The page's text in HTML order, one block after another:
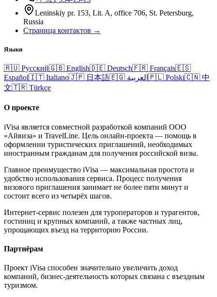
Leninskiy pr. 153, Lit. A, office 706, St. Petersburg,
Russia
Страница контактов →
Языки
🇷🇺 Русский🇬🇧 English🇩🇪 Deutsch🇫🇷 Français🇪🇸
Español🇮🇹 Italiano🇯🇵 日本語🇪🇬 العربية 🇵🇱 Polski🇨🇳 中
文🇹🇷 Türkçe
О проекте
iVisa является совместной разработкой компаний ООО
«Айвиза» и TravelLine. Цель онлайн-проекта — помощь в
оформлении туристических приглашений, необходимых
иностранным гражданам для получения российской визы.
Главное преимущество iVisa — максимальная простота и
удобство использования сервиса. Процесс получения
визового приглашения занимает не более пяти минут и
состоит всего из четырёх шагов.
Интернет-сервис полезен для туроператоров и турагентов,
гостиниц и крупных компаний, а также частных лиц,
упрощающих въезд на территорию России.
Партнёрам
Проект iVisa способен значительно увеличить доход
компаний, бизнес-деятельность которых связана с въездным
туризмом.